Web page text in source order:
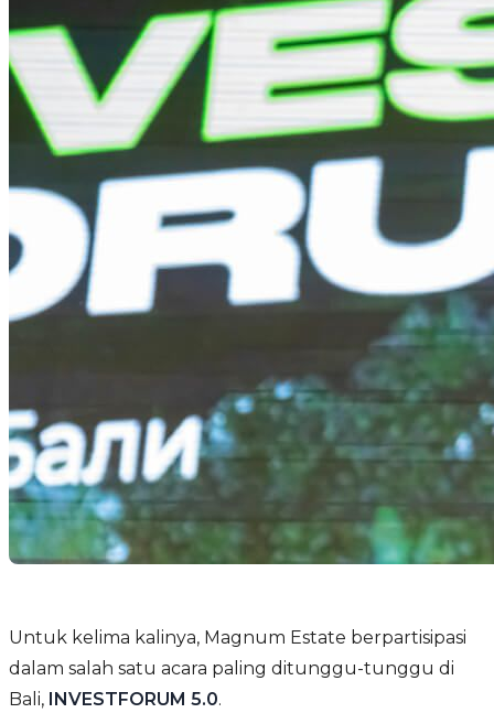
Untuk kelima kalinya, Magnum Estate berpartisipasi
dalam salah satu acara paling ditunggu-tunggu di
Bali, INVESTFORUM 5.0.